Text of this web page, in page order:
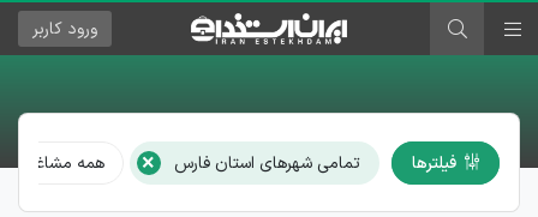
ورود کاربر
فیلترها تمامی شهرهای استان فارس × همه مشاغل